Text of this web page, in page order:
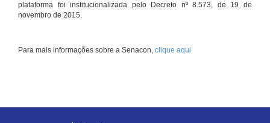
plataforma foi institucionalizada pelo Decreto nº 8.573, de 19 de
novembro de 2015.
Para mais informações sobre a Senacon, clique aqui